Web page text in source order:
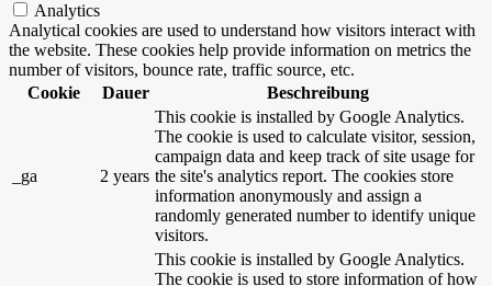
Analytics
Analytical cookies are used to understand how visitors interact with
the website. These cookies help provide information on metrics the
number of visitors, bounce rate, traffic source, etc.
Cookie
Dauer Beschreibung
_ga 2 years
This cookie is installed by Google Analytics.
The cookie is used to calculate visitor, session,
campaign data and keep track of site usage for
the site's analytics report. The cookies store
information anonymously and assign a
randomly generated number to identify unique
visitors.
This cookie is installed by Google Analytics.
The cookie is used to store information of how